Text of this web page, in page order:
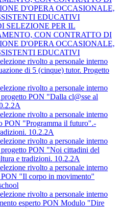
D'OPERA OCCASIONALE,
EDUCATIVI
SELEZIONE PER IL
CON CONTRATTO DI
D'OPERA OCCASIONALE,
EDUCATIVI
rivolto a personale interno
di 5 (cinque) tutor. Progetto
rivolto a personale interno
progetto PON "Dalla cl@sse al
rivolto a personale interno
PON "Programma il futuro".-
10.2.2A
rivolto a personale interno
progetto PON "Noi cittadini del
e tradizioni. 10.2.2A
rivolto a personale interno
PON "Il corpo in movimento"
rivolto a personale interno
esperto PON Modulo "Dire